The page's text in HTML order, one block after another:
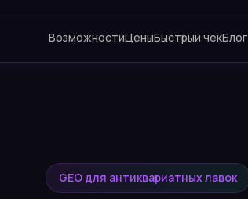
ВозможностиЦеныБыстрый чекБлог
GEO для антиквариатных лавок